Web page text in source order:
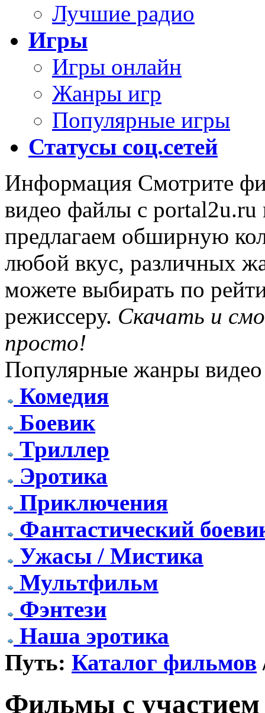
Лучшие радио
Игры
Игры онлайн
Жанры игр
Популярные игры
Статусы соц.сетей
Информация Смотрите
видео файлы с
предлагаем обширную
любой вкус, различных
можете выбирать по
режиссеру. Скачать и
просто!
Популярные жанры видео
Комедия
Боевик
Триллер
Эротика
Приключения
Фантастический
Ужасы / Мистика
Мультфильм
Фэнтези
Наша эротика
Путь: Каталог фильмов
Фильмы с